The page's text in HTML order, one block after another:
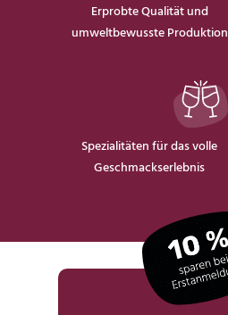
Erprobte Qualität und
umweltbewusste Produktion
Spezialitäten für das volle
Geschmackserlebnis